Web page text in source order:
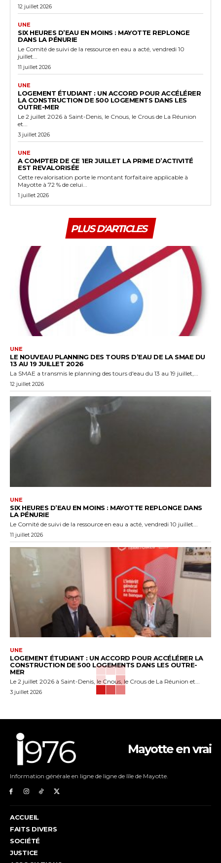
12 juillet 2026
UNE
SIX HEURES D’EAU EN MOINS : MAYOTTE REPLONGE
DANS LA PÉNURIE
Le Comité de suivi de la ressource en eau a acté, vendredi 10
juillet...
11 juillet 2026
UNE
LOGEMENT ÉTUDIANT : UN ACCORD POUR ACCÉLÉRER
LA CONSTRUCTION DE 500 LOGEMENTS DANS LES
OUTRE-MER
Le 2 juillet 2026 à Saint-Denis, le Cnous, le Crous de La Réunion
et...
3 juillet 2026
UNE
A COMPTER DE CE 1ER JUILLET LA PRIME D’ACTIVITÉ
EST REVALORISÉE
Cette revalorisation porte le montant forfaitaire applicable à
Mayotte à 72 % de celui...
1 juillet 2026
PLUS D'ARTICLES
UNE
LE NOUVEAU PLANNING DES TOURS D’EAU DE LA SMAE DU
13 AU 19 JUILLET 2026
La SMAE a transmis le planning des tours d'eau du 13 au 19 juillet,...
12 juillet 2026
UNE
SIX HEURES D’EAU EN MOINS : MAYOTTE REPLONGE DANS
LA PÉNURIE
Le Comité de suivi de la ressource en eau a acté, vendredi 10 juillet...
11 juillet 2026
UNE
LOGEMENT ÉTUDIANT : UN ACCORD POUR ACCÉLÉRER LA
CONSTRUCTION DE 500 LOGEMENTS DANS LES OUTRE-
MER
Le 2 juillet 2026 à Saint-Denis, le Cnous, le Crous de La Réunion et...
3 juillet 2026
Mayotte en vrai
Information générale en ligne de ligne de lîle de Mayotte.
ACCUEIL
FAITS DIVERS
SOCIÉTÉ
JUSTICE